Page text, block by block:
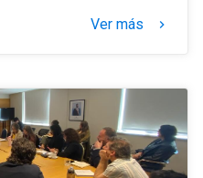
Ver más keyboard_arrow_right